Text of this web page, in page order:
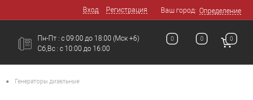
Вход Регистрация Ваш город: Определение
Пн-Пт : с 09:00 до 18:00
Сб,Вс : c 10:00 до 16:00
(Мск +6) 0 0 0
• Генераторы дизельные